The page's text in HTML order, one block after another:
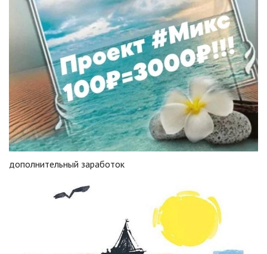
дополнительный заработок